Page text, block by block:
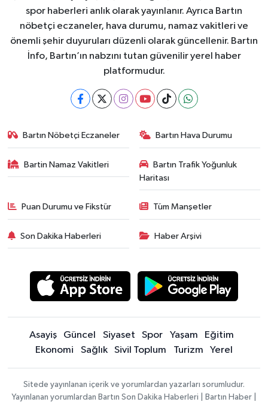
spor haberleri anlık olarak yayınlanır. Ayrıca Bartın
nöbetçi eczaneler, hava durumu, namaz vakitleri ve
önemli şehir duyuruları düzenli olarak güncellenir. Bartın
İnfo, Bartın’ın nabzını tutan güvenilir yerel haber
platformudur.
Bartın Nöbetçi Eczaneler Bartın Hava Durumu
Bartin Namaz Vakitleri
Bartın Trafik Yoğunluk
Haritası
Puan Durumu ve Fikstür Tüm Manşetler
Son Dakika Haberleri Haber Arşivi
Asayiş Güncel Siyaset Spor Yaşam
Eğitim
Ekonomi
Sağlık Sivil Toplum Turizm Yerel
Sitede yayınlanan içerik ve yorumlardan yazarları sorumludur.
Yayınlanan yorumlardan Bartın Son Dakika Haberleri | Bartın Haber |